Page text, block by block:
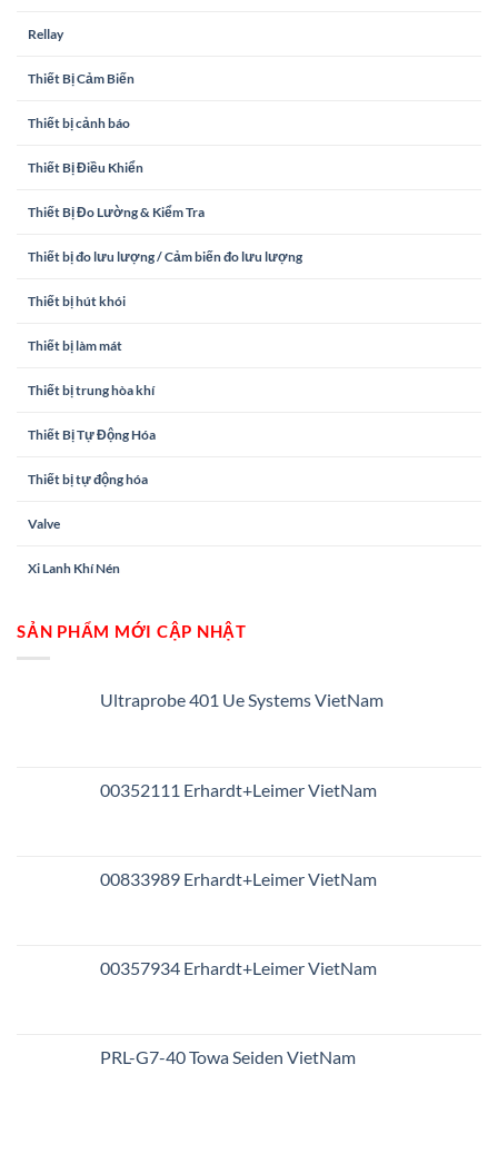
Rellay
Thiết Bị Cảm Biến
Thiết bị cảnh báo
Thiết Bị Điều Khiển
Thiết Bị Đo Lường & Kiểm Tra
Thiết bị đo lưu lượng / Cảm biến đo lưu lượng
Thiết bị hút khói
Thiết bị làm mát
Thiết bị trung hòa khí
Thiết Bị Tự Động Hóa
Thiết bị tự động hóa
Valve
Xi Lanh Khí Nén
SẢN PHẨM MỚI CẬP NHẬT
Ultraprobe 401 Ue Systems VietNam
00352111 Erhardt+Leimer VietNam
00833989 Erhardt+Leimer VietNam
00357934 Erhardt+Leimer VietNam
PRL-G7-40 Towa Seiden VietNam